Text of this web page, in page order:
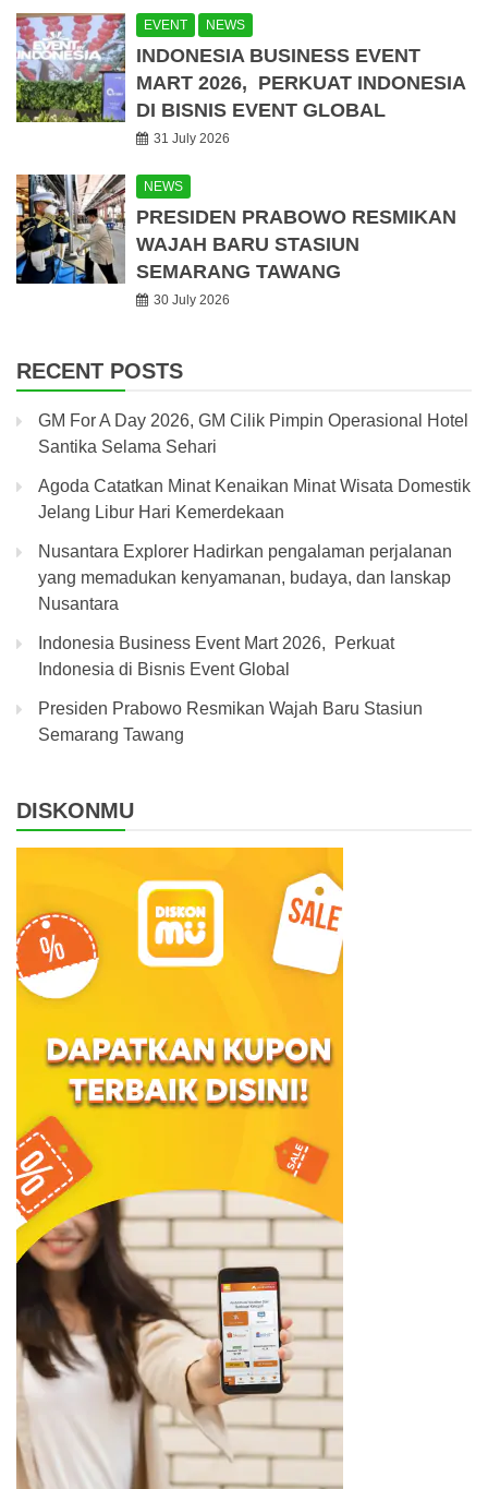
EVENT NEWS
INDONESIA BUSINESS EVENT
MART 2026, PERKUAT INDONESIA
DI BISNIS EVENT GLOBAL
31 July 2026
NEWS
PRESIDEN PRABOWO RESMIKAN
WAJAH BARU STASIUN
SEMARANG TAWANG
30 July 2026
RECENT POSTS
GM For A Day 2026, GM Cilik Pimpin Operasional Hotel
Santika Selama Sehari
Agoda Catatkan Minat Kenaikan Minat Wisata Domestik
Jelang Libur Hari Kemerdekaan
Nusantara Explorer Hadirkan pengalaman perjalanan
yang memadukan kenyamanan, budaya, dan lanskap
Nusantara
Indonesia Business Event Mart 2026, Perkuat
Indonesia di Bisnis Event Global
Presiden Prabowo Resmikan Wajah Baru Stasiun
Semarang Tawang
DISKONMU